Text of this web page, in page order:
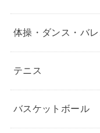
体操・ダンス・バ
テニス
バスケットボール